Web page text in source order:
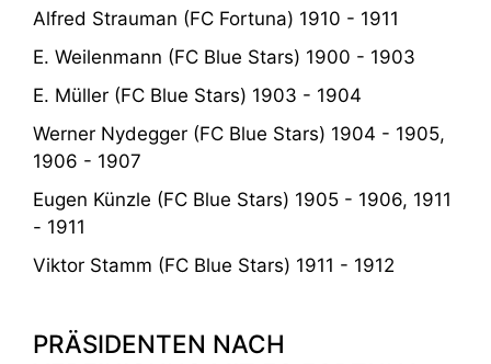
Alfred Strauman (FC Fortuna) 1910 - 1911
E. Weilenmann (FC Blue Stars) 1900 - 1903
E. Müller (FC Blue Stars) 1903 - 1904
Werner Nydegger (FC Blue Stars) 1904 - 1905,
1906 - 1907
Eugen Künzle (FC Blue Stars) 1905 - 1906, 1911
- 1911
Viktor Stamm (FC Blue Stars) 1911 - 1912
PRÄSIDENTEN NACH